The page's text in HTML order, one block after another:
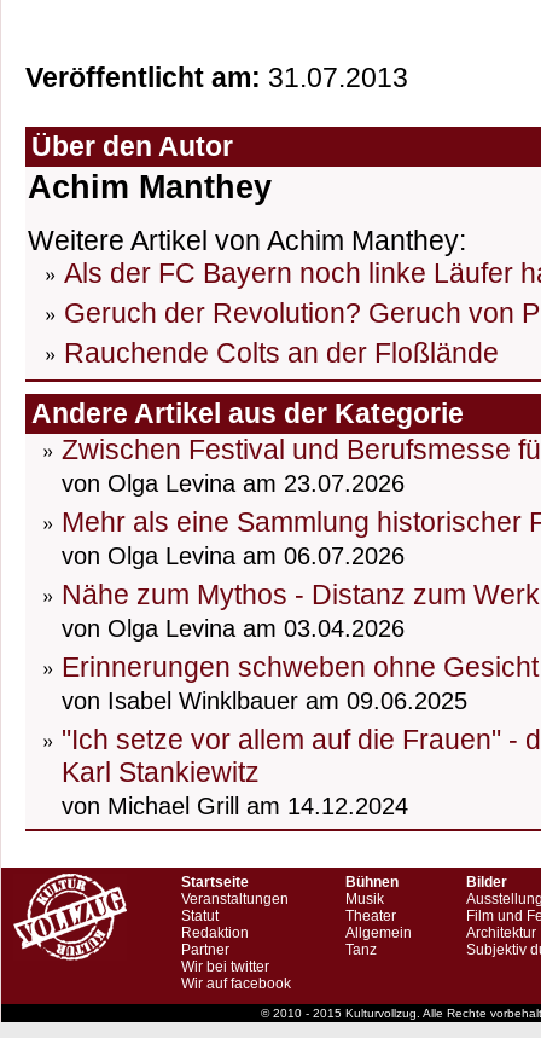
Veröffentlicht am: 31.07.2013
Über den Autor
Achim Manthey
Weitere Artikel von Achim Manthey:
Als der FC Bayern noch linke Läufer
Geruch der Revolution? Geruch von
Rauchende Colts an der Floßlände
Andere Artikel aus der Kategorie
Zwischen Festival und Berufsmesse
von Olga Levina am 23.07.2026
Mehr als eine Sammlung historischer
von Olga Levina am 06.07.2026
Nähe zum Mythos - Distanz zum Werk
von Olga Levina am 03.04.2026
Erinnerungen schweben ohne Gesicht
von Isabel Winklbauer am 09.06.2025
"Ich setze vor allem auf die Frauen" -
Karl Stankiewitz
von Michael Grill am 14.12.2024
Startseite
Veranstaltungen
Statut
Redaktion
Partner
Wir bei twitter
Wir auf facebook
Bühnen
Musik
Theater
Allgemein
Tanz
Bilder
Film und
Architektur
Subjektiv
© 2010 - 2015 Kulturvollzug. Alle Rechte